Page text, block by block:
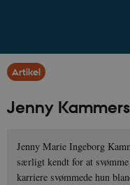
Artikel
Jenny
Jenny Marie Ingeborg
særligt kendt for at
karriere svømmede hun